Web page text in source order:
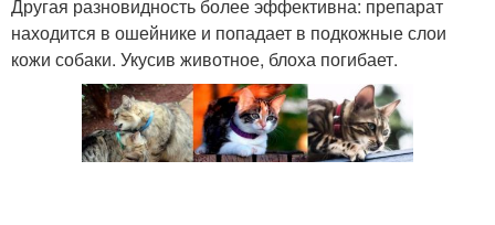
Другая разновидность более эффективна: препарат
находится в ошейнике и попадает в подкожные слои
кожи собаки. Укусив животное, блоха погибает.